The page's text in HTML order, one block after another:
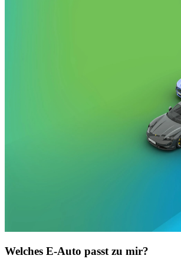
Welches E-Auto passt zu mir?